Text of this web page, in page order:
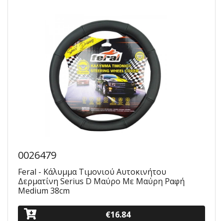
0026479
Feral - Κάλυμμα Τιμονιού Αυτοκινήτου
Δερματίνη Serius D Μαύρο Με Μαύρη Ραφή
Medium 38cm
€16.84